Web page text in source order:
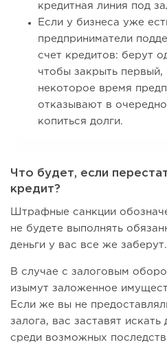
кредитная линия под
Если у бизнеса уже
предприниматели
счет кредитов: берут
чтобы закрыть первый,
некоторое время
отказывают в
копиться долги.
Что будет, если
кредит?
Штрафные санкции
не будете выполнять
деньги у вас все же заберут.
В случае с залоговым
изымут заложенное
Если же вы не
залога, вас заставят искать
среди возможных